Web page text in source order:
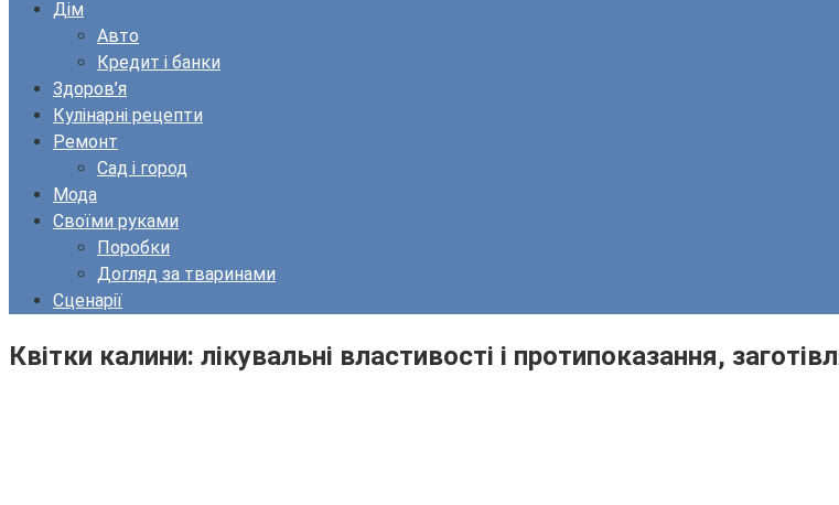
Дім
Авто
Кредит і банки
Здоров’я
Кулінарні рецепти
Ремонт
Сад і город
Мода
Своїми руками
Поробки
Догляд за тваринами
Сценарії
Квітки калини: лікувальні властивості і протипоказання,